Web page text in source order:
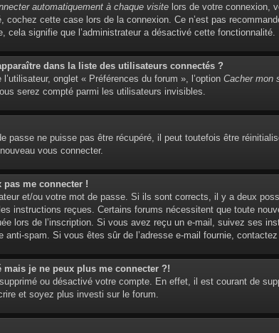
automatiquement à chaque visite lors de votre connexion,
cochez cette case lors de la connexion. Ce n’est pas
signifie que l’administrateur a désactivé cette fonctionnalité.
dans la liste des utilisateurs connectés ?
onglet « Préférences du forum », l’option Cacher mon
serez compté parmi les utilisateurs invisibles.
passe ne puisse pas être récupéré, il peut toutefois être
vous connecter.
me connecter !
et/ou votre mot de passe. Si ils sont corrects, il y a deux
instructions reçues. Certains forums nécessitent que toute
lors de l’inscription. Si vous avez reçu un e-mail, suivez ses
anti-spam. Si vous êtes sûr de l’adresse e-mail fournie, contactez
je ne peux plus me connecter ?!
ou désactivé votre compte. En effet, il est courant de
et soyez plus investi sur le forum.